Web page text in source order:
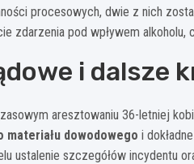
procesowych, dwie z nich
zdarzenia pod wpływem alkoholu,
i dalsze
aresztowaniu 36-letniej
materiału dowodowego i
ustalenie szczegółów incydentu